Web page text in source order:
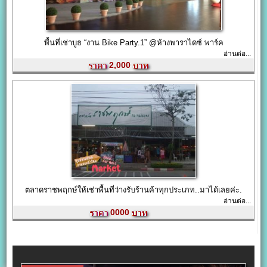
พื้นที่เช่าบูธ “งาน Bike Party.1” @ห้างพาราไดซ์ พาร์ค
อ่านต่อ...
2,000
ตลาดราชพฤกษ์ให้เช่าพื้นที่ว่างรับร้านค้าทุกประเภท..มาได้เลยค่ะ.
อ่านต่อ...
0000